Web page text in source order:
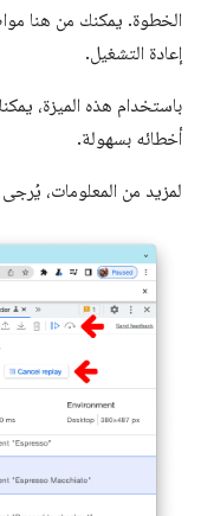
الخطوة. يمكنك من هنا
إعادة التشغيل.
باستخدام هذه الميزة،
أخطائه بسهولة.
لمزيد من المعلومات،